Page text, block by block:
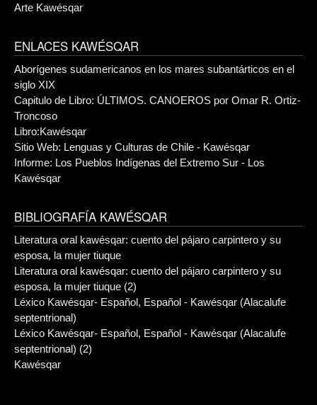
Arte Kawésqar
ENLACES KAWÉSQAR
Aborígenes sudamericanos en los mares subantárticos en el
siglo XIX
Capitulo de Libro: ÚLTIMOS. CANOEROS por Omar R. Ortiz-
Troncoso
Libro:Kawésqar
Sitio Web: Lenguas y Culturas de Chile - Kawésqar
Informe: Los Pueblos Indígenas del Extremo Sur - Los
Kawésqar
BIBLIOGRAFÍA KAWÉSQAR
Literatura oral kawésqar: cuento del pájaro carpintero y su
esposa, la mujer tiuque
Literatura oral kawésqar: cuento del pájaro carpintero y su
esposa, la mujer tiuque (2)
Léxico Kawésqar- Español, Español - Kawésqar (Alacalufe
septentrional)
Léxico Kawésqar- Español, Español - Kawésqar (Alacalufe
septentrional) (2)
Kawésqar